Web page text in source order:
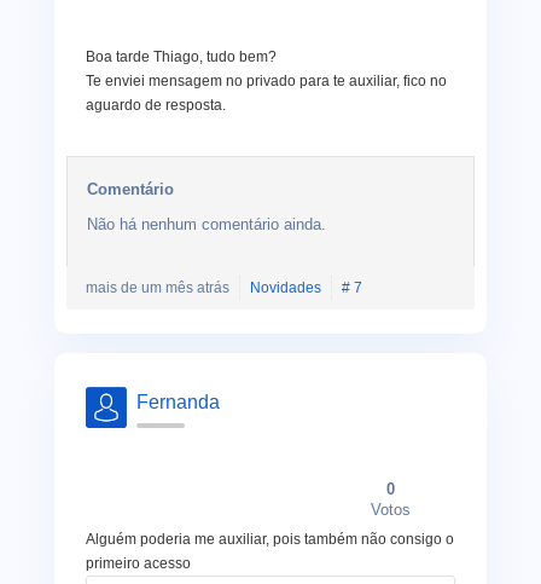
Boa tarde Thiago, tudo bem?
Te enviei mensagem no privado para te auxiliar, fico no
aguardo de resposta.
Comentário
Não há nenhum comentário ainda.
mais de um mês atrás Novidades # 7
Fernanda
0
Votos
Alguém poderia me auxiliar, pois também não consigo o
primeiro acesso